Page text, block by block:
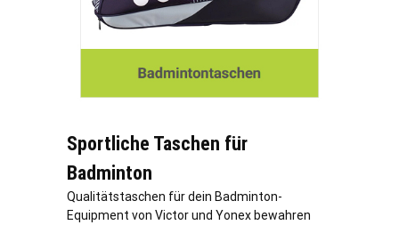
Sportliche Taschen für
Badminton
Qualitätstaschen für dein Badminton-
Equipment von Victor und Yonex bewahren